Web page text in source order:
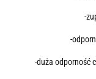
-
-
-duża odporność